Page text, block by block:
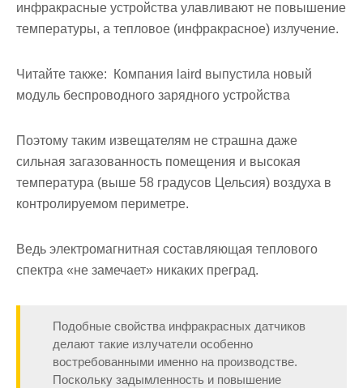
инфракрасные устройства улавливают не повышение
температуры, а тепловое (инфракрасное) излучение.
Читайте также:
Компания laird выпустила новый
модуль беспроводного зарядного устройства
Поэтому таким извещателям не страшна даже
сильная загазованность помещения и высокая
температура (выше 58 градусов Цельсия) воздуха в
контролируемом периметре.
Ведь электромагнитная составляющая теплового
спектра «не замечает» никаких преград.
Подобные свойства инфракрасных датчиков
делают такие излучатели особенно
востребованными именно на производстве.
Поскольку задымленность и повышение